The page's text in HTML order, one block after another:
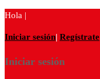
Hola |
Iniciar sesión| Regístrate
Iniciar sesión